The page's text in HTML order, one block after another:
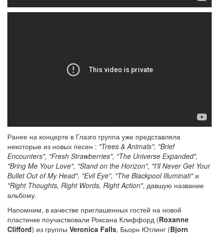
Ранее на концерте в Глазго группа уже представляла
некоторые из новых песен : "Trees & Animals", "Brief
Encounters", "Fresh Strawberries", "The Universe Expanded",
"Bring Me Your Love", "Stand on the Horizon", "I'll Never Get Your
Bullet Out of My Head", "Evil Eye", "The Blackpool Illuminati"и
"Right Thoughts, Right Words, Right Action", давшую название
альбому.
Напомним, в качестве приглашенных гостей на новой
пластинке поучаствовали Роксана Клиффорд (Roxanne
Clifford) из группы Veronica Falls, Бьорн Ютлинг (Bjorn